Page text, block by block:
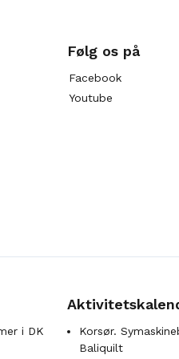
Følg os på
Facebook
Youtube
i DK
Korsør.
Baliquilt